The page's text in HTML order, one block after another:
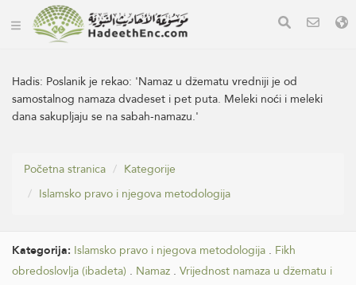
Hadis: Poslanik je rekao: 'Namaz u džematu vredniji je od
samostalnog namaza dvadeset i pet puta. Meleki noći i meleki
dana sakupljaju se na sabah-namazu.'
Početna stranica
Kategorije
Islamsko pravo i njegova metodologija
Kategorija: Islamsko pravo i njegova metodologija . Fikh
obredoslovlja (ibadeta) . Namaz . Vrijednost namaza u džematu i